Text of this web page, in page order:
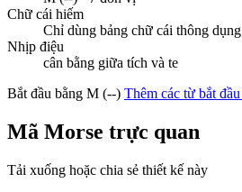
Chữ cái hiếm
Chỉ dùng bảng chữ cái thông dụng
Nhịp điệu
cân bằng giữa tích và te
Bắt đầu bằng M (--) Thêm các từ bắt
Mã Morse trực quan
Tải xuống hoặc chia sẻ thiết kế này